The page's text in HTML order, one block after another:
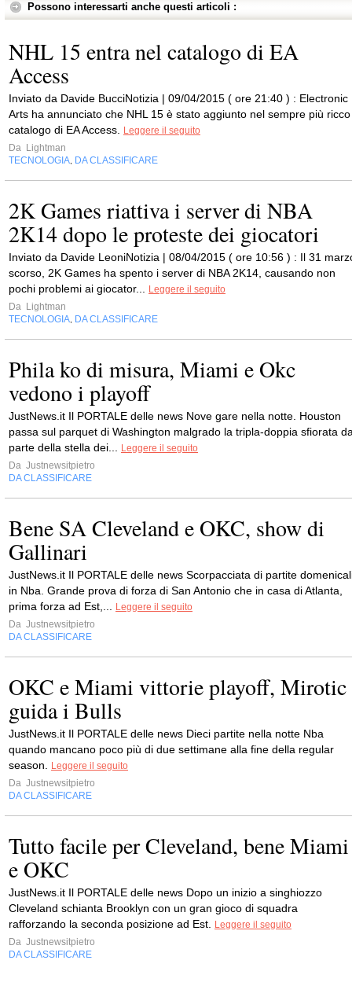
Possono interessarti anche questi articoli :
NHL 15 entra nel catalogo di EA
Access
Inviato da Davide BucciNotizia | 09/04/2015 ( ore 21:40 ) : Electronic
Arts ha annunciato che NHL 15 è stato aggiunto nel sempre più ricco
catalogo di EA Access.
Leggere il seguito
Da Lightman
TECNOLOGIA DA CLASSIFICARE
2K Games riattiva i server di NBA
2K14 dopo le proteste dei giocatori
Inviato da Davide LeoniNotizia | 08/04/2015 ( ore 10:56 ) : Il 31
scorso, 2K Games ha spento i server di NBA 2K14, causando non
pochi problemi ai giocator...
Leggere il seguito
Da Lightman
TECNOLOGIA DA CLASSIFICARE
Phila ko di misura, Miami e Okc
vedono i playoff
JustNews.it Il PORTALE delle news Nove gare nella notte. Houston
passa sul parquet di Washington malgrado la tripla-doppia sfiorata
parte della stella dei...
Leggere il seguito
Da Justnewsitpietro
DA CLASSIFICARE
Bene SA Cleveland e OKC, show di
Gallinari
JustNews.it Il PORTALE delle news Scorpacciata di partite
in Nba. Grande prova di forza di San Antonio che in casa di Atlanta,
prima forza ad Est,...
Leggere il seguito
Da Justnewsitpietro
DA CLASSIFICARE
OKC e Miami vittorie playoff, Mirotic
guida i Bulls
JustNews.it Il PORTALE delle news Dieci partite nella notte Nba
quando mancano poco più di due settimane alla fine della regular
season.
Leggere il seguito
Da Justnewsitpietro
DA CLASSIFICARE
Tutto facile per Cleveland, bene Miami
e OKC
JustNews.it Il PORTALE delle news Dopo un inizio a singhiozzo
Cleveland schianta Brooklyn con un gran gioco di squadra
rafforzando la seconda posizione ad Est.
Leggere il seguito
Da Justnewsitpietro
DA CLASSIFICARE